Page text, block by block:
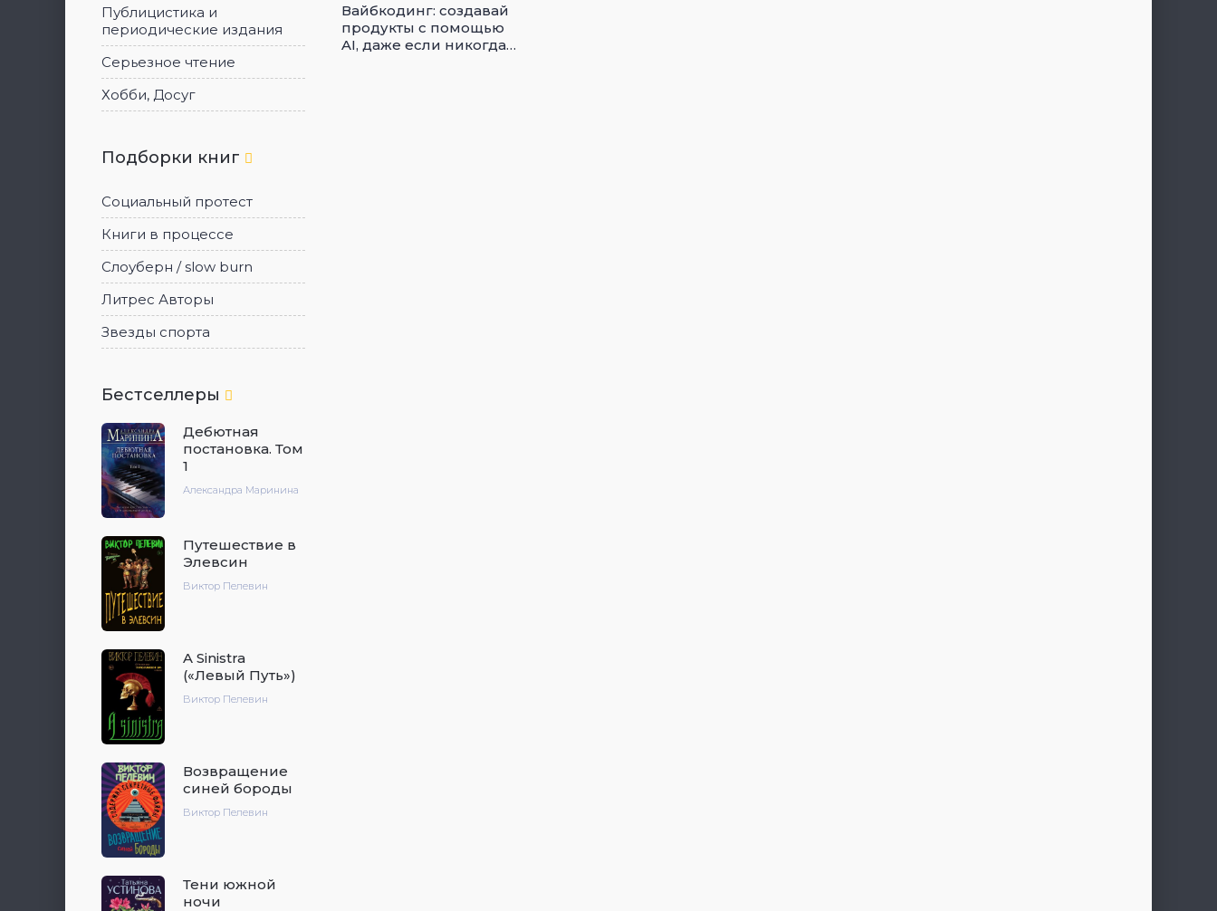
Публицистика и
периодические издания
Серьезное чтение
Хобби, Досуг
Подборки книг
Социальный протест
Книги в процессе
Слоуберн / slow burn
Литрес Авторы
Звезды спорта
Бестселлеры
Дебютная
постановка. Том
1
Александра Маринина
Путешествие в
Элевсин
Виктор Пелевин
A Sinistra
(«Левый Путь»)
Виктор Пелевин
Возвращение
синей бороды
Виктор Пелевин
Тени южной
ночи
Вайбкодинг: создавай
продукты с помощью
AI, даже если никогда